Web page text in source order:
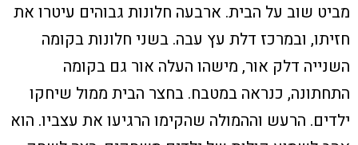
מביט שוב על הבית. ארבעה חלונות גבוהים עיטרו את
חזיתו, ובמרכז דלת עץ עבה. בשני חלונות בקומה
השנייה דלק אור, מישהו העלה אור גם בקומה
התחתונה, כנראה במטבח. בחצר הבית ממול שיחקו
ילדים. הרעש וההמולה שהקימו הרגיעו את עצביו. הוא